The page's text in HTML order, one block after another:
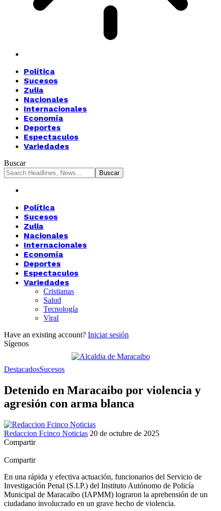
Política
Sucesos
Zulia
Nacionales
Internacionales
Economía
Deportes
Espectaculos
Variedades
Buscar
Política
Sucesos
Zulia
Nacionales
Internacionales
Economía
Deportes
Espectaculos
Variedades
Cristianas
Salud
Tecnología
Viral
Have an existing account? Iniciar sesión
Sígenos
DestacadosSucesos
Detenido en Maracaibo por violencia y
agresión con arma blanca
Redaccion Fcinco Noticias 20 de octubre de 2025
Compartir
Compartir
En una rápida y efectiva actuación, funcionarios del Servicio de
Investigación Penal (S.I.P.) del Instituto Autónomo de Policía
Municipal de Maracaibo (IAPMM) lograron la aprehensión de un
ciudadano involucrado en un grave hecho de violencia.